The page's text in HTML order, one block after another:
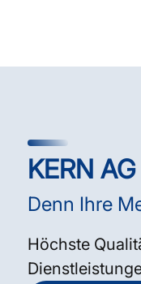
KERN
Denn Ihre
Höchste